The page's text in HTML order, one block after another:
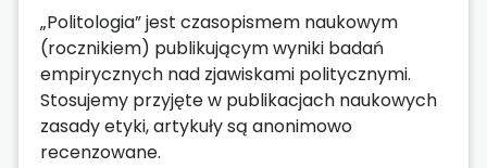
„Politologia” jest czasopismem naukowym
(rocznikiem) publikującym wyniki badań
empirycznych nad zjawiskami politycznymi.
Stosujemy przyjęte w publikacjach naukowych
zasady etyki, artykuły są anonimowo
recenzowane.